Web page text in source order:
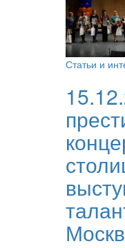
Статьи и